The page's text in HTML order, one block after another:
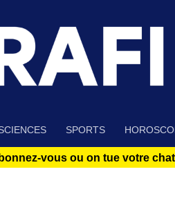
SPORTS
vous ou on tue votre